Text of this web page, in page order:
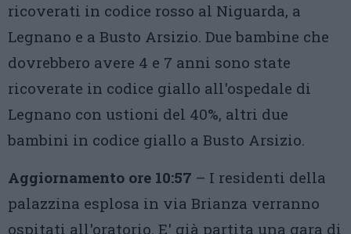
ricoverati in codice rosso al Niguarda, a
Legnano e a Busto Arsizio. Due bambine che
dovrebbero avere 4 e 7 anni sono state
ricoverate in codice giallo all'ospedale di
Legnano con ustioni del 40%, altri due
bambini in codice giallo a Busto Arsizio.
Aggiornamento ore 10:57 – I residenti della
palazzina esplosa in via Brianza verranno
ospitati all'oratorio. E' già partita una gara di